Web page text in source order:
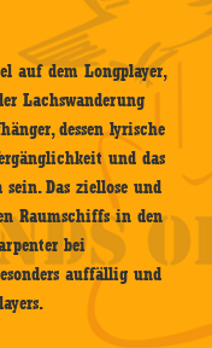
auf dem Longplayer,
Lachswanderung
dessen lyrische
und das
Das ziellose und
Raumschiffs in den
bei
auffällig und